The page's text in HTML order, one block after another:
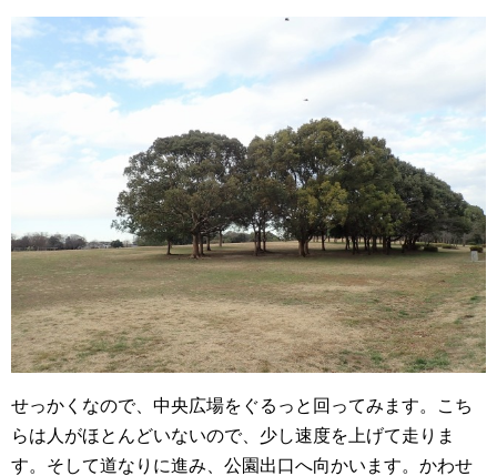
せっかくなので、中央広場をぐるっと回ってみます。こち
らは人がほとんどいないので、少し速度を上げて走りま
す。そして道なりに進み、公園出口へ向かいます。かわせ